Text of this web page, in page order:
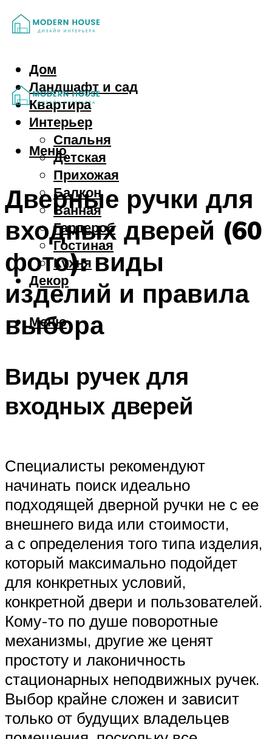
Дом
Ландшафт и сад
Квартира
Интерьер
Спальня
Детская
Прихожая
Балкон
Ванная
Гардероб
Гостиная
Кухня
Декор
Меню
Меню
Дверные ручки для
входных дверей (60
фото): виды
изделий и правила
выбора
Виды ручек для
входных дверей
Специалисты рекомендуют
начинать поиск идеально
подходящей дверной ручки не с ее
внешнего вида или стоимости,
а с определения того типа изделия,
который максимально подойдет
для конкретных условий,
конкретной двери и пользователей.
Кому-то по душе поворотные
механизмы, другие же ценят
простоту и лаконичность
стационарных неподвижных ручек.
Выбор крайне сложен и зависит
только от будущих владельцев